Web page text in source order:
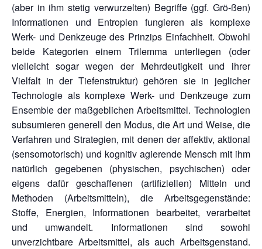
(aber in ihm stetig verwurzelten) Begriffe (ggf. Grö-ßen)
Informationen und Entropien fungieren als komplexe
Werk- und Denkzeuge des Prinzips Einfachheit. Obwohl
beide Kategorien einem Trilemma unterliegen (oder
vielleicht sogar wegen der Mehrdeutigkeit und ihrer
Vielfalt in der Tiefenstruktur) gehören sie in jeglicher
Technologie als komplexe Werk- und Denkzeuge zum
Ensemble der maßgeblichen Arbeitsmittel. Technologien
subsumieren generell den Modus, die Art und Weise, die
Verfahren und Strategien, mit denen der affektiv, aktional
(sensomotorisch) und kognitiv agierende Mensch mit ihm
natürlich gegebenen (physischen, psychischen) oder
eigens dafür geschaffenen (artifiziellen) Mitteln und
Methoden (Arbeitsmitteln), die Arbeitsgegenstände:
Stoffe, Energien, Informationen bearbeitet, verarbeitet
und umwandelt. Informationen sind sowohl
unverzichtbare Arbeitsmittel, als auch Arbeitsgenstand.